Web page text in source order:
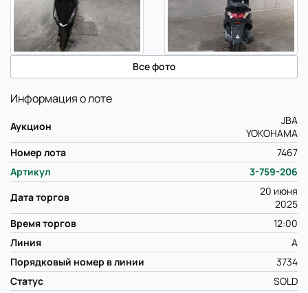
Все фото
Информация о лоте
Аукцион
JBA
YOKOHAMA
Номер лота
7467
Артикул
3-759-206
Дата торгов
20 июня
2025
Время торгов
12:00
Линия
A
Порядковый номер в линии
3734
Статус
SOLD